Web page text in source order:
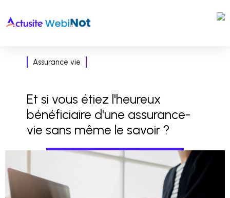
Assurance vie
Et si vous étiez l'heureux
bénéficiaire d'une assurance-
vie sans même le savoir ?